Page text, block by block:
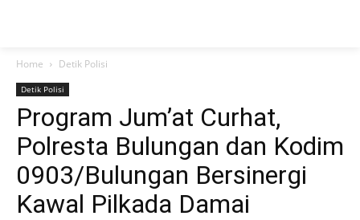
Home Detik Polisi
Detik Polisi
Program Jum’at Curhat,
Polresta Bulungan dan Kodim
0903/Bulungan Bersinergi
Kawal Pilkada Damai